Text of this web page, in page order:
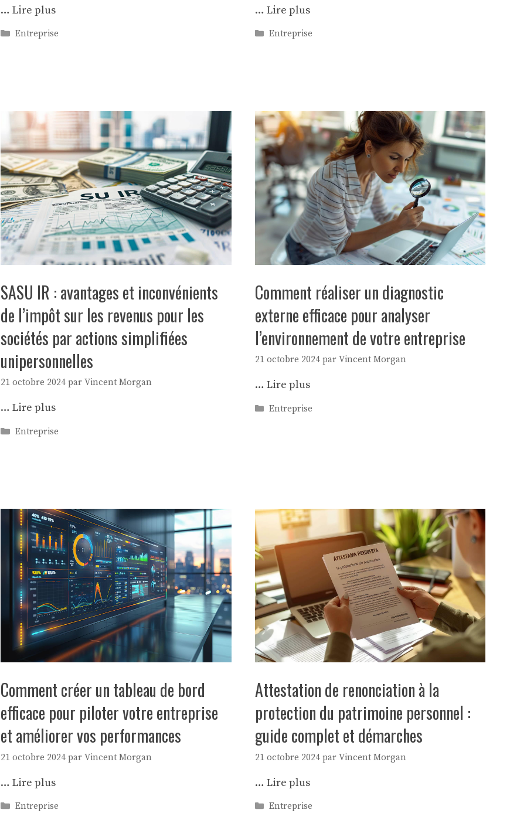
…Lire plus
Catégories
Entreprise
… Lire plus
Catégories
Entreprise
SASU IR : avantages et inconvénients
de l’impôt sur les revenus pour les
sociétés par actions simplifiées
unipersonnelles
21 octobre 2024 parVincent Morgan
…Lire plus
Catégories
Entreprise
Comment réaliser un diagnostic
externe efficace pour analyser
l’environnement de votre entreprise
21 octobre 2024 par Vincent Morgan
… Lire plus
Catégories
Entreprise
Comment créer un tableau de bord
efficace pour piloter votre entreprise
et améliorer vos performances
21 octobre 2024 parVincent Morgan
…Lire plus
Catégories
Entreprise
Attestation de renonciation à la
protection du patrimoine personnel :
guide complet et démarches
21 octobre 2024 par Vincent Morgan
… Lire plus
Catégories
Entreprise